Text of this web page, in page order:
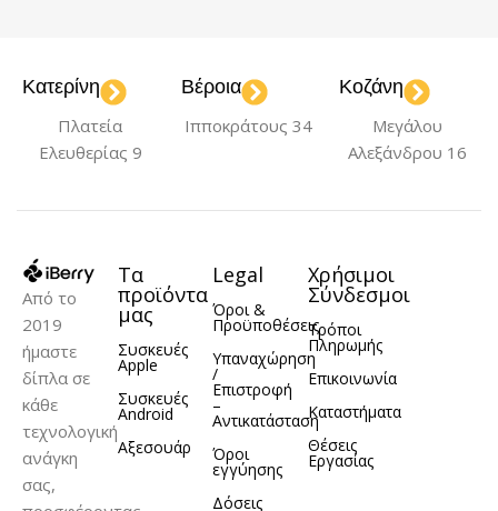
Κατερίνη
Πλατεία
Ελευθερίας 9
Βέροια
Ιπποκράτους 34
Κοζάνη
Μεγάλου
Αλεξάνδρου 16
Από το
2019
ήμαστε
δίπλα σε
κάθε
τεχνολογική
ανάγκη
σας,
Τα
προϊόντα
μας
Συσκευές
Apple
Συσκευές
Android
Αξεσουάρ
Legal
Όροι &
Προϋποθέσεις
Υπαναχώρηση
/
Επιστροφή
–
Αντικατάσταση
Όροι
εγγύησης
Δόσεις
Χρήσιμοι
Σύνδεσμοι
Τρόποι
Πληρωμής
Επικοινωνία
Καταστήματα
Θέσεις
Εργασίας